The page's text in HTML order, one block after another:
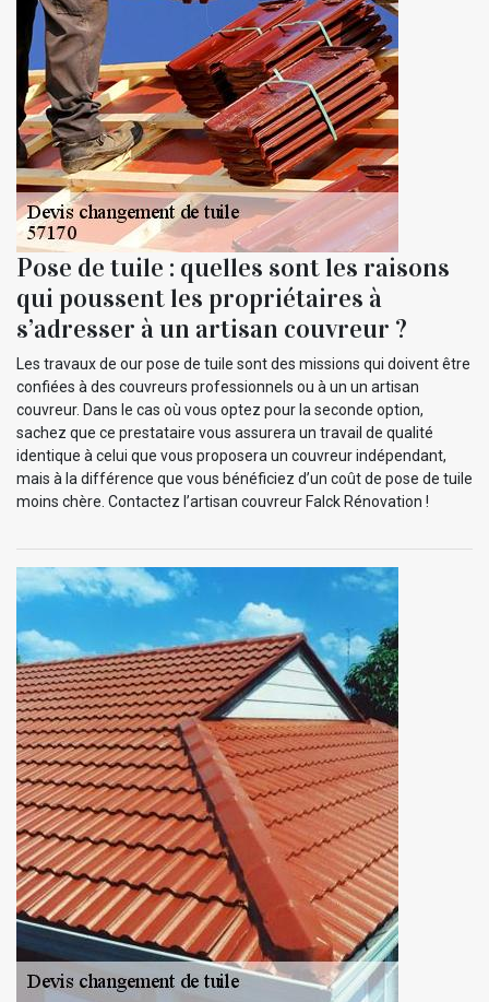
Pose de tuile : quelles sont les raisons
qui poussent les propriétaires à
s’adresser à un artisan couvreur ?
Les travaux de our pose de tuile sont des missions qui doivent être
confiées à des couvreurs professionnels ou à un un artisan
couvreur. Dans le cas où vous optez pour la seconde option,
sachez que ce prestataire vous assurera un travail de qualité
identique à celui que vous proposera un couvreur indépendant,
mais à la différence que vous bénéficiez d’un coût de pose de tuile
moins chère. Contactez l’artisan couvreur Falck Rénovation !